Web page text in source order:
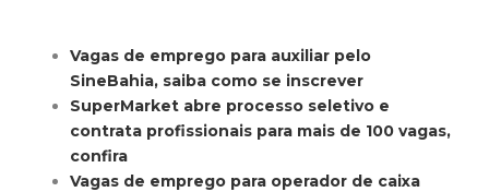
Vagas de emprego para auxiliar pelo
SineBahia, saiba como se inscrever
SuperMarket abre processo seletivo e
contrata profissionais para mais de 100 vagas,
confira
Vagas de emprego para operador de caixa